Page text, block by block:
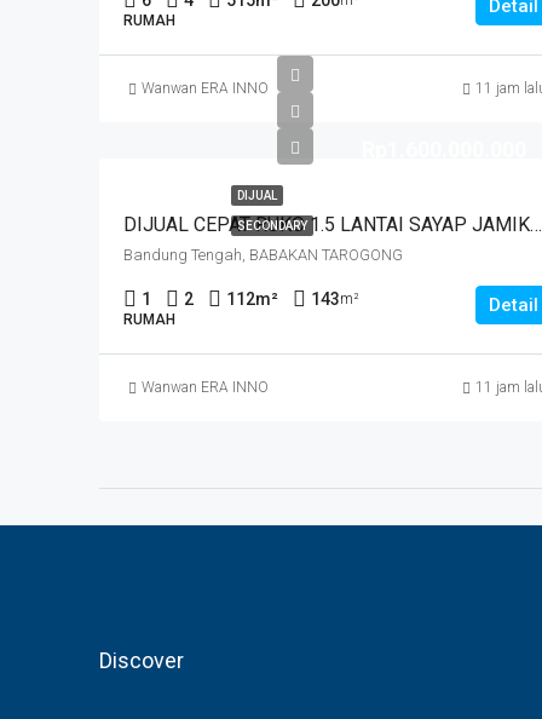
RUMAH
Detail
Wanwan ERA INNO 11 jam
DIJUAL
SECONDARY DIJUAL CEPAT RUKO 1.5 LANTAI SAYAP JAMIKA MASUK HNYA 30 MTR DR JALAN MAIN ROAD JAMIKA HARGA MURAHHH. JL BABAKAN TAROGONG
Bandung Tengah, BABAKAN TAROGONG
1 2 112m² 143m²
RUMAH
Detail
Wanwan ERA INNO 11 jam
Discover